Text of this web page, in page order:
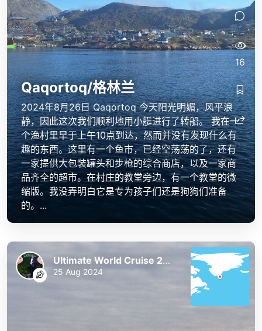
Qaqortoq/格林兰
2024年8月26日 Qaqortoq 今天阳光明媚，风平浪
静，因此这次我们顺利地用小艇进行了转船。 我在一
个渔村里早于上午10点到达，然而并没有发现什么有
趣的东西。这里有一个鱼市，已经空荡荡的了，还有
一家提供大包装罐头和步枪的综合商店，以及一家商
品齐全的超市。在村庄的教堂旁边，有一个教堂的微
缩版。我没弄明白它是专为孩子们还是狗狗们准备
的。...
16
Ultimate World Cruise 2023/24
25 Aug 2024